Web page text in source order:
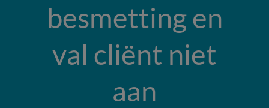
besmetting en
val cliënt niet
aan